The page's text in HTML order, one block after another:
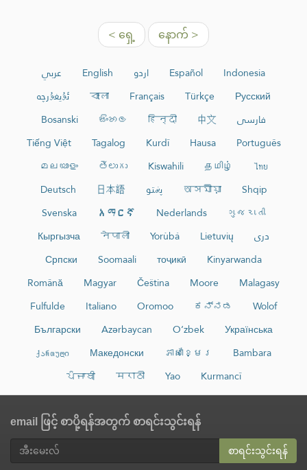
< ရှေ့ နောက် >
عربي English اردو Español
Indonesia
ئۇيغۇرچە
বাংলা Français Türkçe
Русский
Bosanski
සිංහල हिन्दी 中文
فارسی
Tiếng Việt
Tagalog Kurdî Hausa
Português
മലയാളം
తెలుగు Kiswahili தமிழ்
ไทย
Deutsch
日本語 پښتو অসমীয়া
Shqip
Svenska
አማርኛ Nederlands
ગુજરાતી
Кыргызча
नेपाली Yorùbá Lietuvių
دری
Српски
Soomaali тоҷикӣ
Kinyarwanda
Română
Magyar Čeština Moore
Malagasy
Fulfulde
Italiano Oromoo ಕನ್ನಡ
Wolof
Български
Azərbaycan O‘zbek
Українська
ქართული
Македонски ភាសាខ្មែរ
Bambara
ਪੰਜਾਬੀ
मराठी Yao Kurmancî
email ဖြင့် စာပို့ရန်အတွက် စာရင်းသွင်းရန်
စာရင်းသွင်းရန်